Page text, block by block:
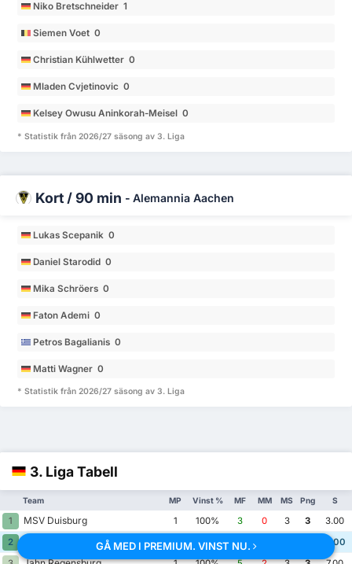
Niko Bretschneider 1
Siemen Voet 0
Christian Kühlwetter 0
Mladen Cvjetinovic 0
Kelsey Owusu Aninkorah-Meisel 0
* Statistik från 2026/27 säsong av 3. Liga
Kort / 90 min - Alemannia Aachen
Lukas Scepanik 0
Daniel Starodid 0
Mika Schröers 0
Faton Ademi 0
Petros Bagalianis 0
Matti Wagner 0
* Statistik från 2026/27 säsong av 3. Liga
3. Liga Tabell
Team MP Vinst % MF MM MS Png S
1 MSV Duisburg 1 100% 3 0 3 3
3.00
2
Alemannia Aachen 1 100% 4
5.00
GÅ MED I PREMIUM. VINST NU.